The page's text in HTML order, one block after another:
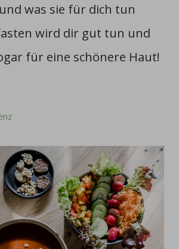
was sie für dich tun
wird dir gut tun und
für eine schönere Haut!